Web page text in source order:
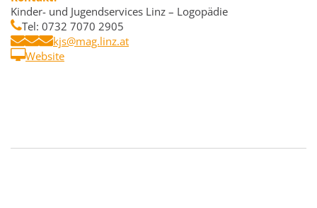
Kinder- und Jugendservices Linz – Logopädie
Tel: 0732 7070 2905
kjs@mag.linz.at
Website